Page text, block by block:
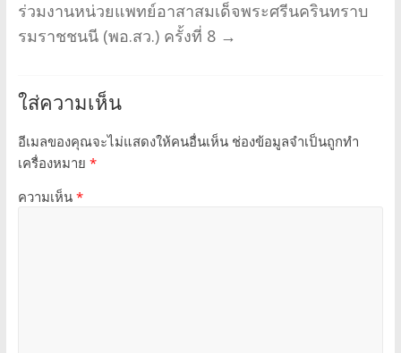
ร่วมงานหน่วยแพทย์อาสาสมเด็จพระศรีนครินทราบ
รมราชชนนี (พอ.สว.) ครั้งที่ 8 →
ใส่ความเห็น
อีเมลของคุณจะไม่แสดงให้คนอื่นเห็น ช่องข้อมูลจำเป็นถูกทำ
เครื่องหมาย *
ความเห็น *